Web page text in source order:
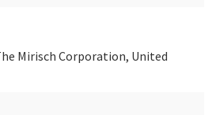
Mirisch Corporation, United